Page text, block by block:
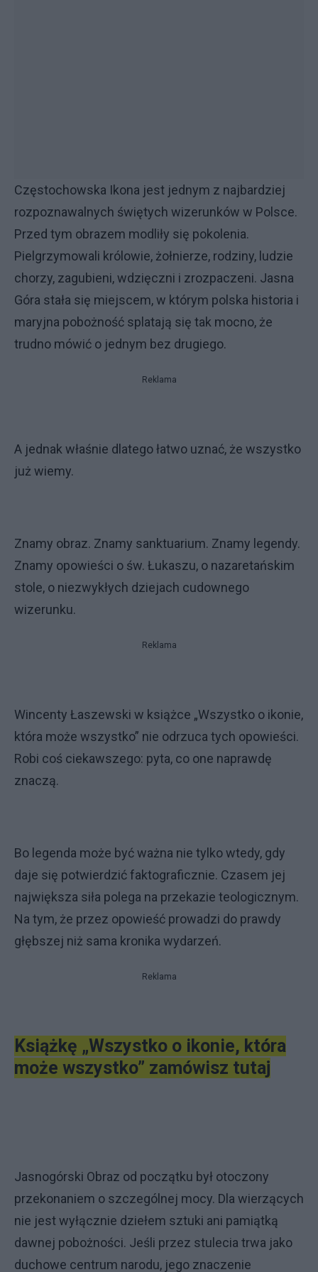
Częstochowska Ikona jest jednym z najbardziej
rozpoznawalnych świętych wizerunków w Polsce.
Przed tym obrazem modliły się pokolenia.
Pielgrzymowali królowie, żołnierze, rodziny, ludzie
chorzy, zagubieni, wdzięczni i zrozpaczeni. Jasna
Góra stała się miejscem, w którym polska historia i
maryjna pobożność splatają się tak mocno, że
trudno mówić o jednym bez drugiego.
Reklama
A jednak właśnie dlatego łatwo uznać, że wszystko
już wiemy.
Znamy obraz. Znamy sanktuarium. Znamy legendy.
Znamy opowieści o św. Łukaszu, o nazaretańskim
stole, o niezwykłych dziejach cudownego
wizerunku.
Reklama
Wincenty Łaszewski w książce „Wszystko o ikonie,
która może wszystko” nie odrzuca tych opowieści.
Robi coś ciekawszego: pyta, co one naprawdę
znaczą.
Bo legenda może być ważna nie tylko wtedy, gdy
daje się potwierdzić faktograficznie. Czasem jej
największa siła polega na przekazie teologicznym.
Na tym, że przez opowieść prowadzi do prawdy
głębszej niż sama kronika wydarzeń.
Reklama
Książkę „Wszystko o ikonie, która
może wszystko” zamówisz tutaj
Jasnogórski Obraz od początku był otoczony
przekonaniem o szczególnej mocy. Dla wierzących
nie jest wyłącznie dziełem sztuki ani pamiątką
dawnej pobożności. Jeśli przez stulecia trwa jako
duchowe centrum narodu, jego znaczenie